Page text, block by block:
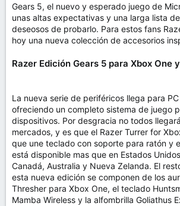
e
m
a
Gears 5, el nuevo y esperado juego de
unas altas expectativas y una larga lista
deseosos de probarlo. Para estos fans
hoy una nueva colección de accesorios
Razer Edición Gears 5 para Xbox One
La nueva serie de periféricos llega para
ofreciendo un completo sistema de juego
dispositivos. Por desgracia no todos
mercados, y es que el Razer Turrer for
que une teclado con soporte para ratón y
está disponible mas que en Estados
Canadá, Australia y Nueva Zelanda. El
esta nueva edición se componen de los
Thresher para Xbox One, el teclado
Mamba Wireless y la alfombrilla Goliathus